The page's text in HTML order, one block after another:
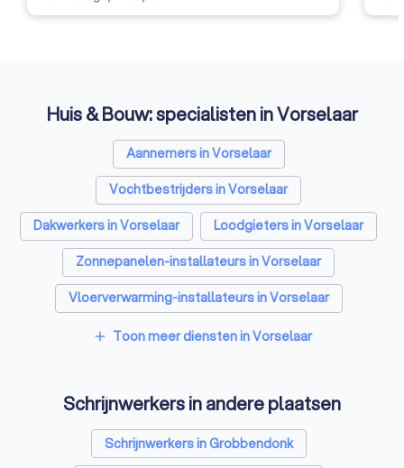
Huis & Bouw: specialisten in Vorselaar
Aannemers in Vorselaar
Vochtbestrijders in Vorselaar
Dakwerkers in Vorselaar
Loodgieters in Vorselaar
Zonnepanelen-installateurs in Vorselaar
Vloerverwarming-installateurs in Vorselaar
Airco installateurs in Vorselaar
Laadpaal installateurs in Vorselaar
Zonwering specialisten in Vorselaar
add Toon meer diensten in Vorselaar
Schrijnwerkers in andere plaatsen
Schrijnwerkers in Grobbendonk